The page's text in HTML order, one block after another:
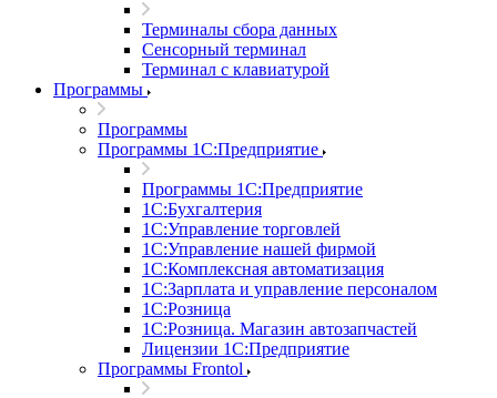
Терминалы сбора данных
Сенсорный терминал
Терминал с клавиатурой
Программы
Программы
Программы 1С:Предприятие
Программы 1С:Предприятие
1С:Бухгалтерия
1С:Управление торговлей
1С:Управление нашей фирмой
1С:Комплексная автоматизация
1С:Зарплата и управление персоналом
1С:Розница
1С:Розница. Магазин автозапчастей
Лицензии 1С:Предприятие
Программы Frontol